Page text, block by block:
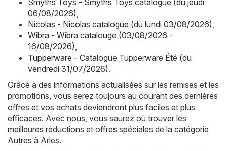
Smyths Toys - Smyths Toys catalogue (du jeudi
06/08/2026),
Nicolas - Nicolas catalogue (du lundi 03/08/2026),
Wibra - Wibra catalouge (03/08/2026 -
16/08/2026),
Tupperware - Catalogue Tupperware Été (du
vendredi 31/07/2026).
Grâce à des informations actualisées sur les remises et les
promotions, vous serez toujours au courant des dernières
offres et vos achats deviendront plus faciles et plus
efficaces. Avec nous, vous saurez où trouver les
meilleures réductions et offres spéciales de la catégorie
Autres à Arles.